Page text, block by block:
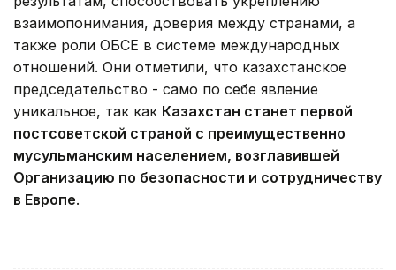
взаимопонимания, доверия между странами, а
также роли ОБСЕ в системе международных
отношений. Они отметили, что казахстанское
председательство - само по себе явление
уникальное, так как Казахстан станет первой
постсоветской страной с преимущественно
мусульманским населением, возглавившей
Организацию по безопасности и сотрудничеству
в Европе.